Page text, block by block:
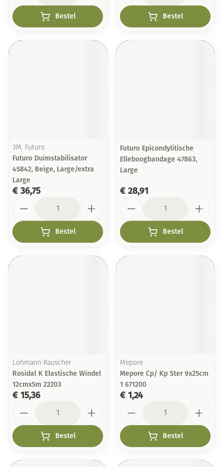
Bestel Bestel
3M, Futuro
Futuro Duimstabilisator
45842, Beige, Large/extra
Large
€ 36,75
Bestel
Futuro Epicondylitische
Elleboogbandage 47863,
Large
€ 28,91
Bestel
Lohmann Rauscher
Rosidal K Elastische Windel
12cmx5m 22203
€ 15,36
Bestel
Mepore
Mepore Cp/ Kp Ster 9x25cm
1 671200
€ 1,24
Bestel